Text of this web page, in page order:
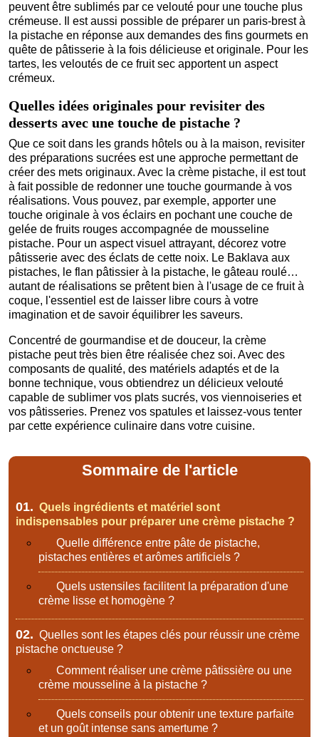
peuvent être sublimés par ce velouté pour une touche plus
crémeuse. Il est aussi possible de préparer un paris-brest à
la pistache en réponse aux demandes des fins gourmets en
quête de pâtisserie à la fois délicieuse et originale. Pour les
tartes, les veloutés de ce fruit sec apportent un aspect
crémeux.
Quelles idées originales pour revisiter des
desserts avec une touche de pistache ?
Que ce soit dans les grands hôtels ou à la maison, revisiter
des préparations sucrées est une approche permettant de
créer des mets originaux. Avec la crème pistache, il est tout
à fait possible de redonner une touche gourmande à vos
réalisations. Vous pouvez, par exemple, apporter une
touche originale à vos éclairs en pochant une couche de
gelée de fruits rouges accompagnée de mousseline
pistache. Pour un aspect visuel attrayant, décorez votre
pâtisserie avec des éclats de cette noix. Le Baklava aux
pistaches, le flan pâtissier à la pistache, le gâteau roulé…
autant de réalisations se prêtent bien à l'usage de ce fruit à
coque, l'essentiel est de laisser libre cours à votre
imagination et de savoir équilibrer les saveurs.
Concentré de gourmandise et de douceur, la crème
pistache peut très bien être réalisée chez soi. Avec des
composants de qualité, des matériels adaptés et de la
bonne technique, vous obtiendrez un délicieux velouté
capable de sublimer vos plats sucrés, vos viennoiseries et
vos pâtisseries. Prenez vos spatules et laissez-vous tenter
par cette expérience culinaire dans votre cuisine.
Sommaire de l'article
01. Quels ingrédients et matériel sont
indispensables pour préparer une crème pistache ?
Quelle différence entre pâte de pistache,
pistaches entières et arômes artificiels ?
Quels ustensiles facilitent la préparation d'une
crème lisse et homogène ?
02. Quelles sont les étapes clés pour réussir une crème
pistache onctueuse ?
Comment réaliser une crème pâtissière ou une
crème mousseline à la pistache ?
Quels conseils pour obtenir une texture parfaite
et un goût intense sans amertume ?